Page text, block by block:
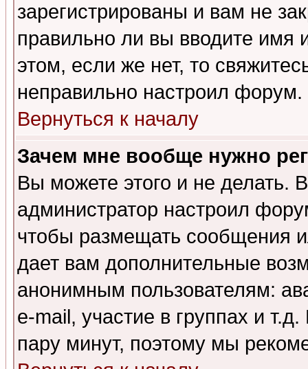
зарегистрированы и вам не
правильно ли вы вводите
этом, если же нет, то
неправильно настроил форум.
Вернуться к началу
Зачем мне вообще нужно
Вы можете этого и не делать.
администратор настроил
чтобы размещать сообщения
дает вам дополнительные
анонимным пользователям:
e-mail, участие в группах и
пару минут, поэтому мы